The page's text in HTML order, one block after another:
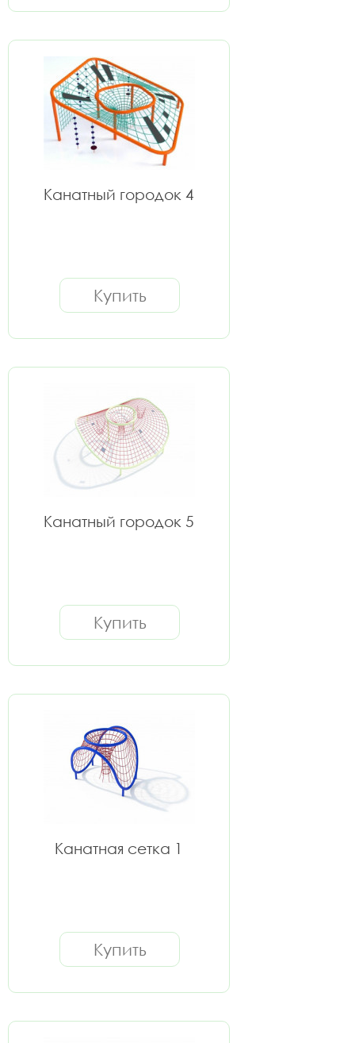
Канатный городок 4
Купить
Канатный городок 5
Купить
Канатная сетка 1
Купить